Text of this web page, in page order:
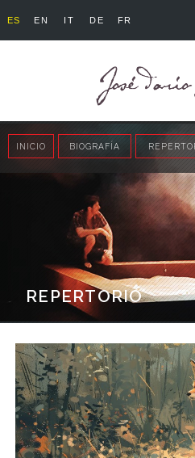
ES EN IT DE FR
INICIO BIOGRAFÍA
REPERTORIO